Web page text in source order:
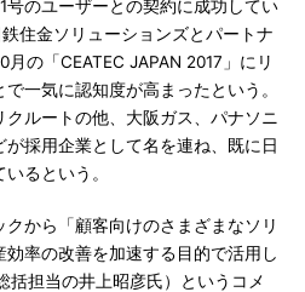
号のユーザーとの契約に成功してい
住金ソリューションズとパートナ
の「CEATEC JAPAN 2017」にリ
一気に認知度が高まったという。
ルートの他、大阪ガス、パナソニ
採用企業として名を連ね、既に日
るという。
から「顧客向けのさまざまなソリ
効率の改善を加速する目的で活用し
括担当の井上昭彦氏）というコメ